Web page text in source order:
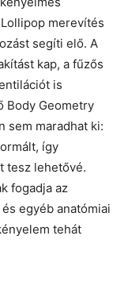
merevítés
segíti elő. A
kap, a fűzős
is
Body Geometry
sem maradhat ki:
így
tesz lehetővé.
fogadja az
egyéb anatómiai
tehát